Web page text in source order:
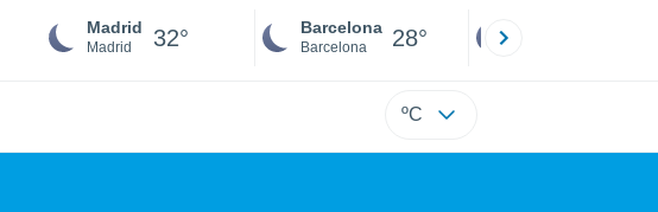
Madrid
Madrid 32° Barcelona
Barcelona 28°
ºC